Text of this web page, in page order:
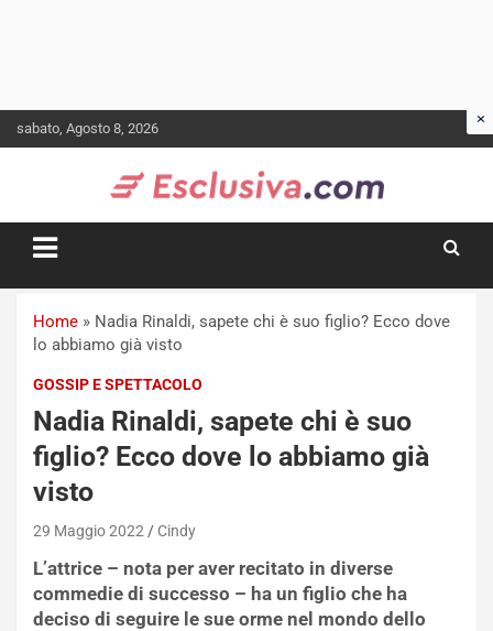
to
sabato, Agosto 8, 2026
Home » Nadia Rinaldi, sapete chi è suo figlio? Ecco dove
lo abbiamo già visto
GOSSIP E SPETTACOLO
Nadia Rinaldi, sapete chi è suo
figlio? Ecco dove lo abbiamo già
visto
29 Maggio 2022 Cindy
L’attrice – nota per aver recitato in diverse
commedie di successo – ha un figlio che ha
deciso di seguire le sue orme nel mondo dello